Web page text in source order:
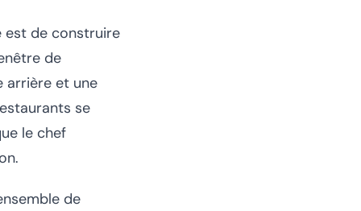
est de construire
de
arrière et une
se
le chef
de